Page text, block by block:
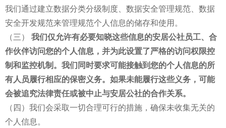
我们通过建立数据分类分级制度、数据安全管理规范、数据
安全开发规范来管理规范个人信息的储存和使用。
（三） 我们仅允许有必要知晓这些信息的安居公社员工、合
作伙伴访问您的个人信息，并为此设置了严格的访问权限控
制和监控机制。我们同时要求可能接触到您的个人信息的所
有人员履行相应的保密义务。如果未能履行这些义务，可能
会被追究法律责任或被中止与安居公社的合作关系。
（四）我们会采取一切合理可行的措施，确保未收集无关的
个人信息。